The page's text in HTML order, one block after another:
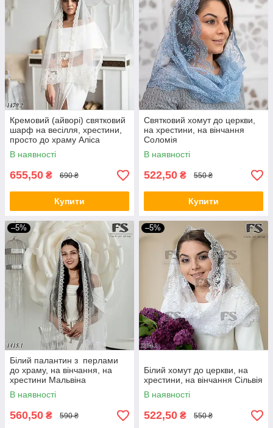
Кремовий (айворі) святковий
шарф на весілля, хрестини,
просто до храму Аліса
В наявності
655,50 ₴ 690 ₴
Купити
Святковий хомут до церкви,
на хрестини, на вінчання
Соломія
В наявності
522,50 ₴ 550 ₴
Купити
–5%
Білий палантин з перлами
до храму, на вінчання, на
хрестини Мальвіна
В наявності
560,50 ₴ 590 ₴
–5%
Білий хомут до церкви, на
хрестини, на вінчання Сільвія
В наявності
522,50 ₴ 550 ₴